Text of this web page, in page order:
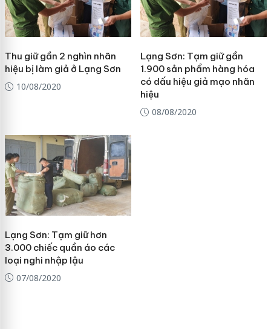
Thu giữ gần 2 nghìn nhãn
hiệu bị làm giả ở Lạng Sơn
10/08/2020
Lạng Sơn: Tạm giữ gần
1.900 sản phẩm hàng hóa
có dấu hiệu giả mạo nhãn
hiệu
08/08/2020
Lạng Sơn: Tạm giữ hơn
3.000 chiếc quần áo các
loại nghi nhập lậu
07/08/2020